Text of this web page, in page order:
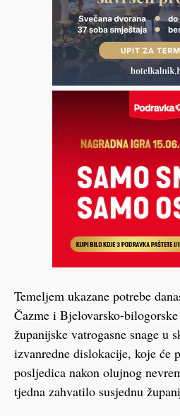
Temeljem ukazane potrebe
Čazme i Bjelovarsko-
županijske vatrogasne snage u
izvanredne dislokacije, koje će
posljedica nakon olujnog
tjedna zahvatilo susjednu